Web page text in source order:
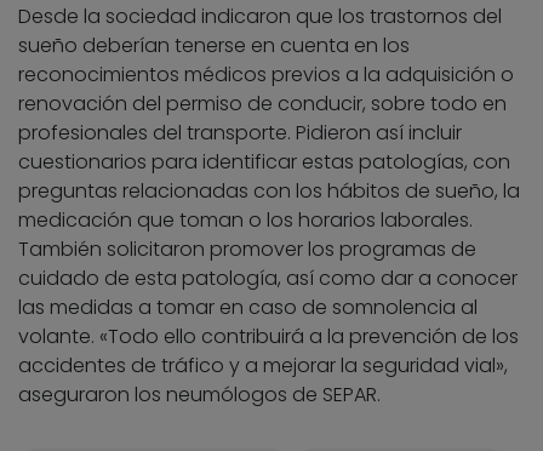
Desde la sociedad indicaron que los trastornos del
sueño deberían tenerse en cuenta en los
reconocimientos médicos previos a la adquisición o
renovación del permiso de conducir, sobre todo en
profesionales del transporte. Pidieron así incluir
cuestionarios para identificar estas patologías, con
preguntas relacionadas con los hábitos de sueño, la
medicación que toman o los horarios laborales.
También solicitaron promover los programas de
cuidado de esta patología, así como dar a conocer
las medidas a tomar en caso de somnolencia al
volante. «Todo ello contribuirá a la prevención de los
accidentes de tráfico y a mejorar la seguridad vial»,
aseguraron los neumólogos de SEPAR.